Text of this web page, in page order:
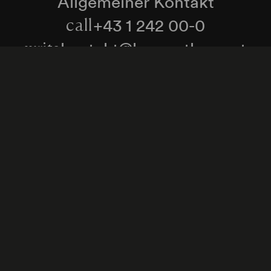
call+43 1 242 00-0
writekontakt@konzerthaus.at